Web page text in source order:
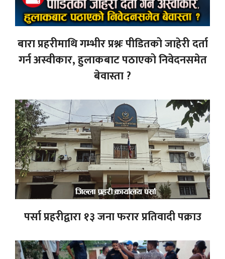
बारा प्रहरीमाथि गम्भीर प्रश्नः पीडितको जाहेरी दर्ता
गर्न अस्वीकार, हुलाकबाट पठाएको निवेदनसमेत
बेवास्ता ?
पर्सा प्रहरीद्वारा १३ जना फरार प्रतिवादी पक्राउ